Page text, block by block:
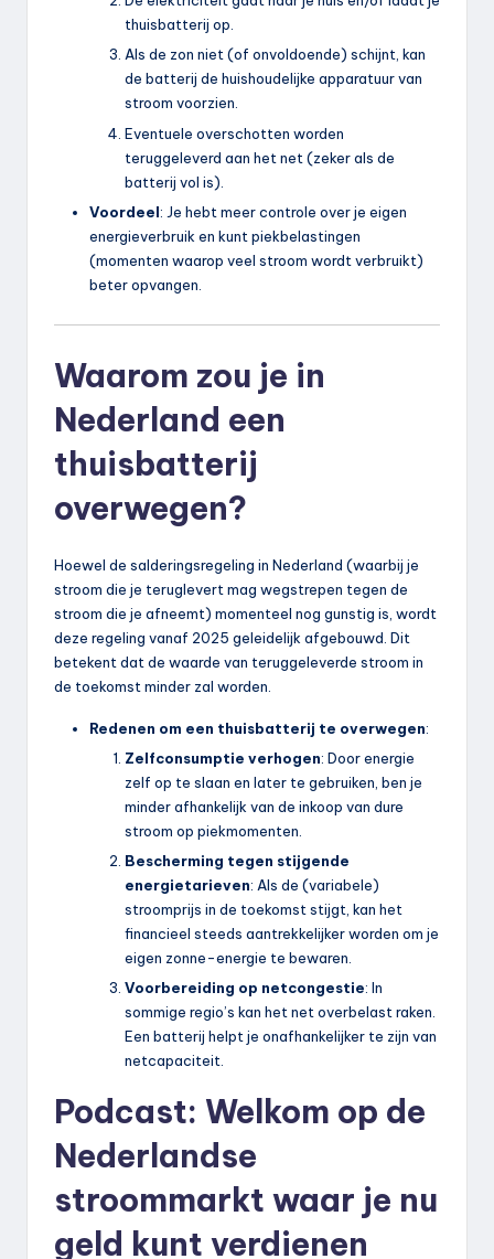
thuisbatterij op.
Als de zon niet (of onvoldoende) schijnt, kan
de batterij de huishoudelijke apparatuur van
stroom voorzien.
Eventuele overschotten worden
teruggeleverd aan het net (zeker als de
batterij vol is).
Voordeel: Je hebt meer controle over je eigen
energieverbruik en kunt piekbelastingen
(momenten waarop veel stroom wordt verbruikt)
beter opvangen.
Waarom zou je in
Nederland een
thuisbatterij
overwegen?
Hoewel de salderingsregeling in Nederland (waarbij je
stroom die je teruglevert mag wegstrepen tegen de
stroom die je afneemt) momenteel nog gunstig is, wordt
deze regeling vanaf 2025 geleidelijk afgebouwd. Dit
betekent dat de waarde van teruggeleverde stroom in
de toekomst minder zal worden.
Redenen om een thuisbatterij te overwegen:
Zelfconsumptie verhogen: Door energie
zelf op te slaan en later te gebruiken, ben je
minder afhankelijk van de inkoop van dure
stroom op piekmomenten.
Bescherming tegen stijgende
energietarieven: Als de (variabele)
stroomprijs in de toekomst stijgt, kan het
financieel steeds aantrekkelijker worden om je
eigen zonne-energie te bewaren.
Voorbereiding op netcongestie: In
sommige regio’s kan het net overbelast raken.
Een batterij helpt je onafhankelijker te zijn van
netcapaciteit.
Podcast: Welkom op de
Nederlandse
stroommarkt waar je nu
geld kunt verdienen